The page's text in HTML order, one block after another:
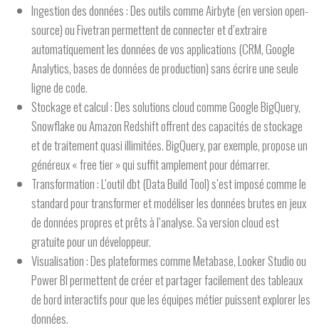
Ingestion des données :Des outils comme Airbyte (en version open-
source) ou Fivetran permettent de connecter et d’extraire
automatiquement les données de vos applications (CRM, Google
Analytics, bases de données de production) sans écrire une seule
ligne de code.
Stockage et calcul :Des solutions cloud comme Google BigQuery,
Snowflake ou Amazon Redshift offrent des capacités de stockage
et de traitement quasi illimitées. BigQuery, par exemple, propose un
généreux « free tier » qui suffit amplement pour démarrer.
Transformation :L’outil dbt (Data Build Tool) s’est imposé comme le
standard pour transformer et modéliser les données brutes en jeux
de données propres et prêts à l’analyse. Sa version cloud est
gratuite pour un développeur.
Visualisation :Des plateformes comme Metabase, Looker Studio ou
Power BI permettent de créer et partager facilement des tableaux
de bord interactifs pour que les équipes métier puissent explorer les
données.